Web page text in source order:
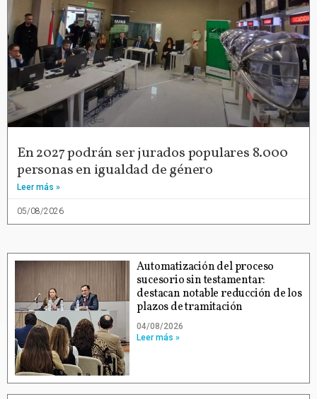
En 2027 podrán ser jurados populares 8.000
personas en igualdad de género
Leer más »
05/08/2026
Automatización del proceso
sucesorio sin testamentar:
destacan notable reducción de los
plazos de tramitación
04/08/2026
Leer más »